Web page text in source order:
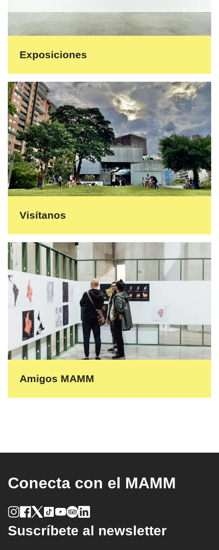
Exposiciones
Visítanos
Amigos MAMM
Conecta con el MAMM
Suscríbete al newsletter